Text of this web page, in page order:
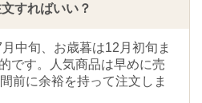
すればいい？
中旬、お歳暮は12月初旬ま
です。人気商品は早めに売
前に余裕を持って注文しま